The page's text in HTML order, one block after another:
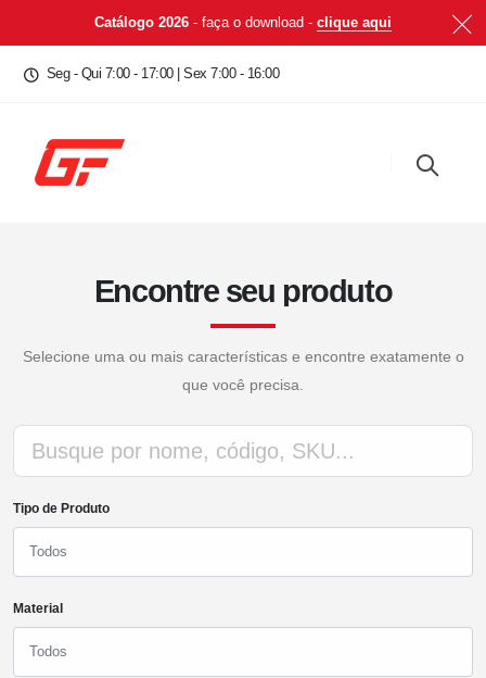
Catálogo 2026 - faça o download - clique aqui
Seg - Qui 7:00 - 17:00 | Sex 7:00 - 16:00
Encontre seu produto
Selecione uma ou mais características e encontre exatamente o
que você precisa.
Tipo de Produto
Todos
Material
Todos